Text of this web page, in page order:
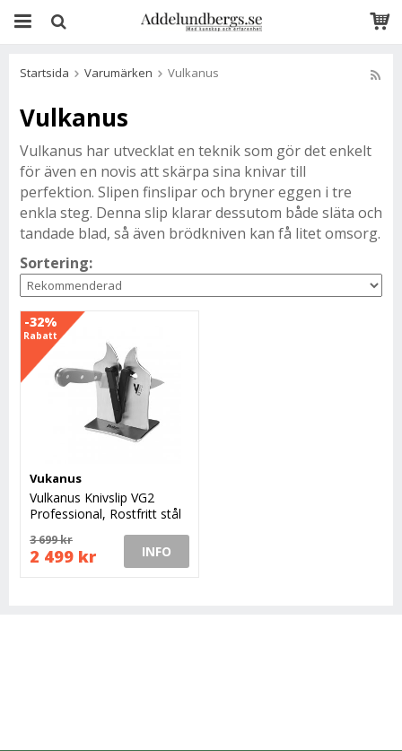
Startsida Varumärken Vulkanus
Vulkanus
Vulkanus har utvecklat en teknik som gör det enkelt
för även en novis att skärpa sina knivar till
perfektion. Slipen finslipar och bryner eggen i tre
enkla steg. Denna slip klarar dessutom både släta och
tandade blad, så även brödkniven kan få litet omsorg.
Sortering:
-32%
Rabatt
Vukanus
Vulkanus Knivslip VG2
Professional, Rostfritt stål
3 699 kr
2 499 kr INFO